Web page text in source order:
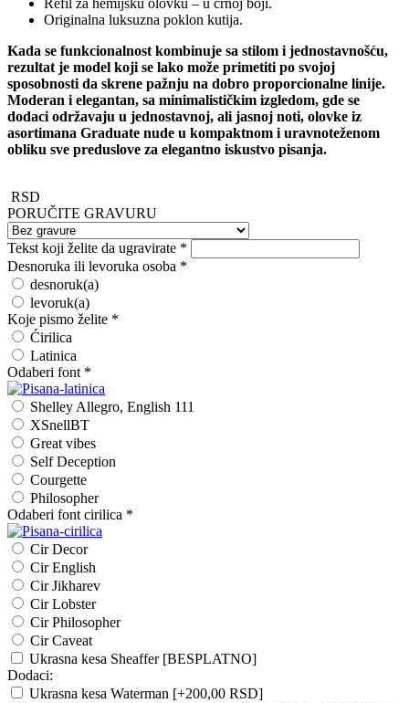
Originalna luksuzna poklon kutija.
Kada se funkcionalnost kombinuje sa stilom i jednostavnošću,
rezultat je model koji se lako može primetiti po svojoj
sposobnosti da skrene pažnju na dobro proporcionalne linije.
Moderan i elegantan, sa minimalističkim izgledom, gde se
dodaci održavaju u jednostavnoj, ali jasnoj noti, olovke iz
asortimana Graduate nude u kompaktnom i uravnoteženom
obliku sve preduslove za elegantno iskustvo pisanja.
RSD
PORUČITE GRAVURU
Tekst koji želite da ugravirate *
Desnoruka ili levoruka osoba *
desnoruk(a)
levoruk(a)
Koje pismo želite *
Ćirilica
Latinica
Odaberi font *
Shelley Allegro, English 111
XSnellBT
Great vibes
Self Deception
Courgette
Philosopher
Odaberi font cirilica *
Cir Decor
Cir English
Cir Jikharev
Cir Lobster
Cir Philosopher
Cir Caveat
Ukrasna kesa Sheaffer [BESPLATNO]
Dodaci:
Ukrasna kesa Waterman [+200,00 RSD]